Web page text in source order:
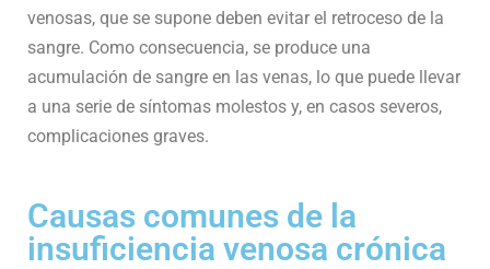
venosas, que se supone deben evitar el retroceso de la
sangre. Como consecuencia, se produce una
acumulación de sangre en las venas, lo que puede llevar
a una serie de síntomas molestos y, en casos severos,
complicaciones graves.
Causas comunes de la
insuficiencia venosa crónica